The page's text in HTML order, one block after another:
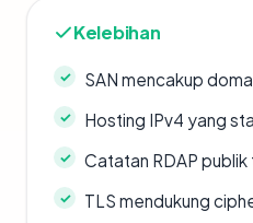
Kelebihan
SAN mencakup
Hosting IPv4 yang
Catatan RDAP
TLS mendukung